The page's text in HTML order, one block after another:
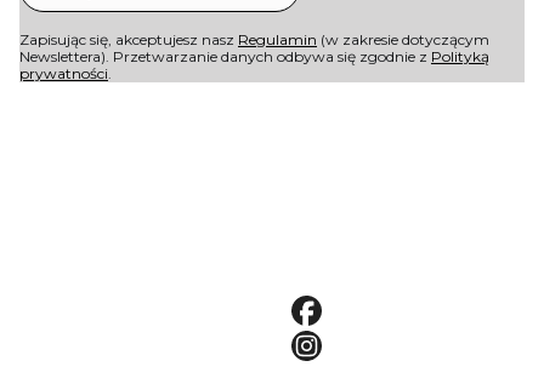
Zapisując się, akceptujesz nasz Regulamin (w zakresie dotyczącym
Newslettera). Przetwarzanie danych odbywa się zgodnie z Polityką
prywatności.